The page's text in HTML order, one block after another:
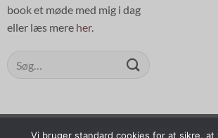
book et møde med mig i dag
eller læs mere her.
efter:
Vi bruger standard cookies for at sikre, at